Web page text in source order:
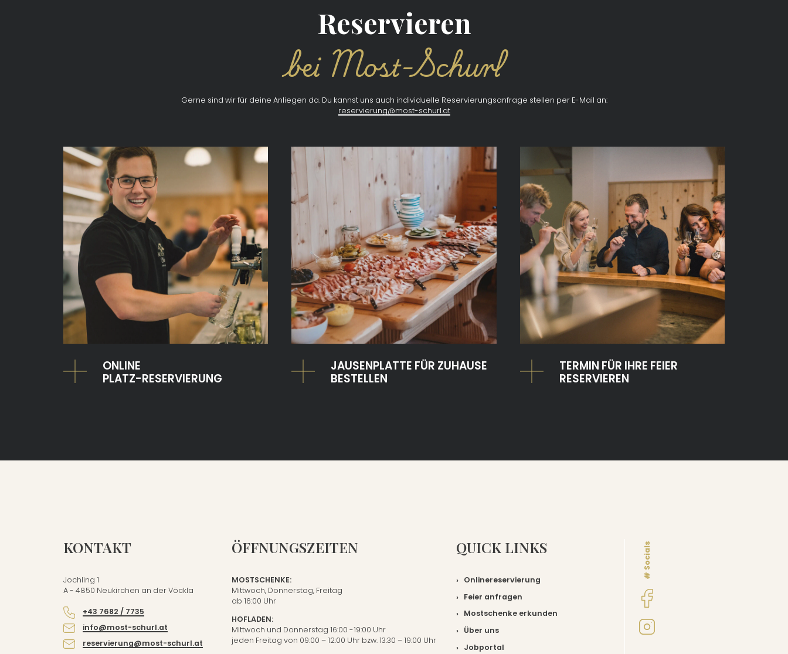
Unsere Landwirtschaft
Most-Produktion
Reservieren
bei Most-Schurl
Gerne sind wir für deine Anliegen da. Du kannst uns auch individuelle Reservierungsanfrage stellen per E-Mail an:
reservierung@most-schurl.at
ONLINE
PLATZ-RESERVIERUNG
JAUSENPLATTE FÜR ZUHAUSE
BESTELLEN
TERMIN FÜR IHRE FEIER
RESERVIEREN
KONTAKT
Jochling 1
A - 4850 Neukirchen an der Vöckla
+43 7682 / 7735
info@most-schurl.at
reservierung@most-schurl.at
ÖFFNUNGSZEITEN
MOSTSCHENKE:
Mittwoch, Donnerstag, Freitag
ab 16:00 Uhr
HOFLADEN:
Mittwoch und Donnerstag 16:00 -19:00 Uhr
jeden Freitag von 09:00 – 12:00 Uhr bzw. 13:30 – 19:00 Uhr
QUICK LINKS
Onlinereservierung
Feier anfragen
Mostschenke erkunden
Über uns
Jobportal
# Socials